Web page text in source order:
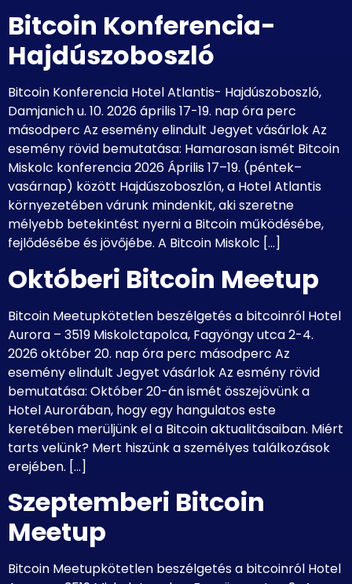
Bitcoin Konferencia-
Hajdúszoboszló
Bitcoin Konferencia Hotel Atlantis- Hajdúszoboszló,
Damjanich u. 10. 2026 április 17-19. nap óra perc
másodperc Az esemény elindult Jegyet vásárlok Az
esemény rövid bemutatása: Hamarosan ismét Bitcoin
Miskolc konferencia 2026 Április 17–19. (péntek–
vasárnap) között Hajdúszoboszlón, a Hotel Atlantis
környezetében várunk mindenkit, aki szeretne
mélyebb betekintést nyerni a Bitcoin működésébe,
fejlődésébe és jövőjébe. A Bitcoin Miskolc […]
Októberi Bitcoin Meetup
Bitcoin Meetupkötetlen beszélgetés a bitcoinról Hotel
Aurora – 3519 Miskolctapolca, Fagyöngy utca 2-4.
2026 október 20. nap óra perc másodperc Az
esemény elindult Jegyet vásárlok Az esmény rövid
bemutatása: Október 20-án ismét összejövünk a
Hotel Aurorában, hogy egy hangulatos este
keretében merüljünk el a Bitcoin aktualitásaiban. Miért
tarts velünk? Mert hiszünk a személyes találkozások
erejében. […]
Szeptemberi Bitcoin
Meetup
Bitcoin Meetupkötetlen beszélgetés a bitcoinról Hotel